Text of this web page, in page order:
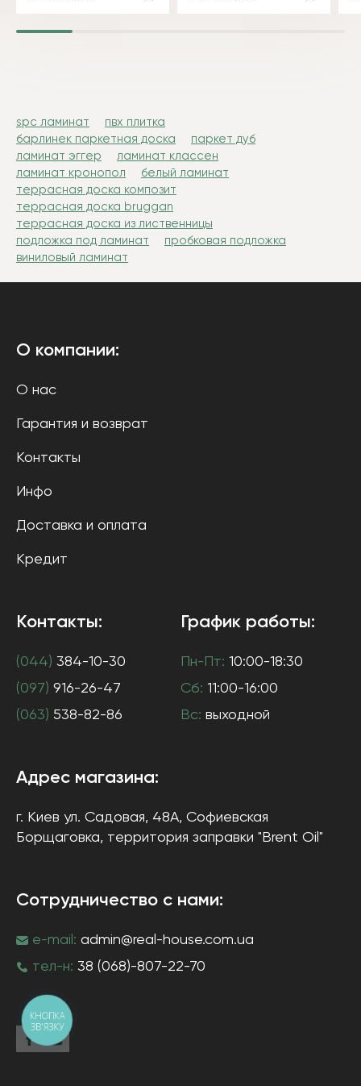
spc ламинат
пвх плитка
барлинек паркетная доска
паркет дуб
ламинат эггер
ламинат классен
ламинат кронопол
белый ламинат
террасная доска композит
террасная доска bruggan
террасная доска из лиственницы
подложка под ламинат
пробковая подложка
виниловый ламинат
О компании:
О нас
Гарантия и возврат
Контакты
Инфо
Доставка и оплата
Кредит
Контакты:
(044) 384-10-30
(097) 916-26-47
(063) 538-82-86
График работы:
Пн-Пт: 10:00-18:30
Сб: 11:00-16:00
Вс: выходной
Адрес магазина:
г. Киев ул. Садовая, 48А, Софиевская
Борщаговка, территория заправки "Brent Oil"
Сотрудничество с нами:
e-mail: admin@real-house.com.ua
тел-н: 38 (068)-807-22-70
КНОПКА
ЗВ'ЯЗКУ